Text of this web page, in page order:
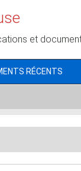
et
RÉCENTS